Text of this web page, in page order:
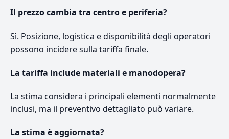
Il prezzo cambia tra centro e periferia?
Sì. Posizione, logistica e disponibilità degli operatori
possono incidere sulla tariffa finale.
La tariffa include materiali e manodopera?
La stima considera i principali elementi normalmente
inclusi, ma il preventivo dettagliato può variare.
La stima è aggiornata?